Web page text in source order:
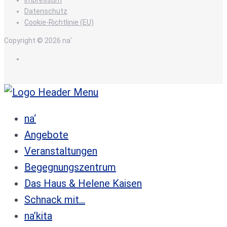
Datenschutz
Cookie-Richtlinie (EU)
Copyright © 2026 na'
na‘
Angebote
Veranstaltungen
Begegnungszentrum
Das Haus & Helene Kaisen
Schnack mit…
na’kita